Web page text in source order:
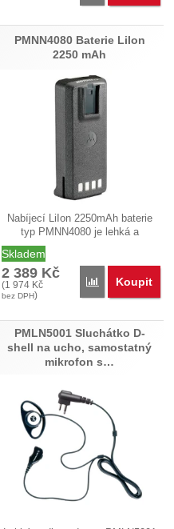
Nabíjecí stojan pro P100 řadu' k
PMNN4080 Baterie LiIon
2250 mAh
Nabíjecí LiIon 2250mAh baterie
typ PMNN4080 je lehká a
Skladem
2 389 Kč
(1 974 Kč
bez DPH)
Přidat
Koupit
PMLN5001 Sluchátko D-
shell na ucho, samostatný
mikrofon s…